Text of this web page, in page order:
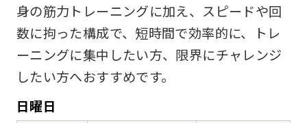
身の筋力トレーニングに加え、スピードや回
数に拘った構成で、短時間で効率的に、トレ
ーニングに集中したい方、限界にチャレンジ
したい方へおすすめです。
日曜日